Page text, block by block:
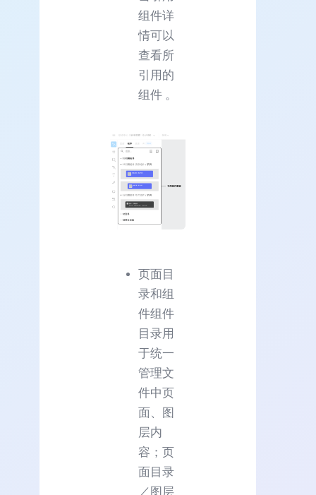
组件详
情可以
查看所
引用的
组件 。
页面目
录和组
件组件
目录用
于统一
管理文
件中页
面、图
层内
容；页
面目录
／图层